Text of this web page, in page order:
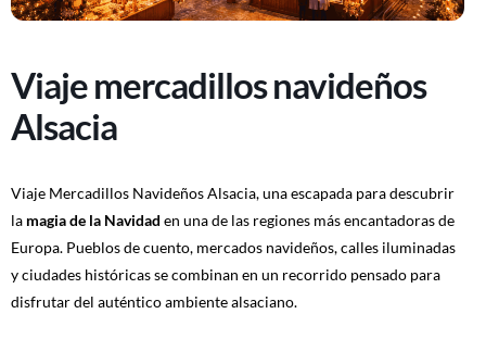
Viaje mercadillos navideños
Alsacia
Viaje Mercadillos Navideños Alsacia, una escapada para descubrir
la magia de la Navidad en una de las regiones más encantadoras de
Europa. Pueblos de cuento, mercados navideños, calles iluminadas
y ciudades históricas se combinan en un recorrido pensado para
disfrutar del auténtico ambiente alsaciano.